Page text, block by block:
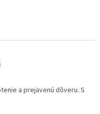
a prejavenú dôveru. S